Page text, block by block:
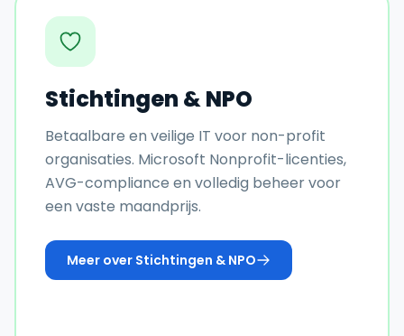
Stichtingen & NPO
Betaalbare en veilige IT voor non-profit
organisaties. Microsoft Nonprofit-licenties,
AVG-compliance en volledig beheer voor
een vaste maandprijs.
Meer over Stichtingen & NPO